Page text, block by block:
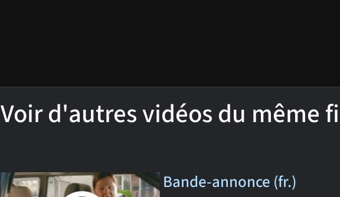
Voir d'autres vidéos du même
Bande-annonce (fr.)